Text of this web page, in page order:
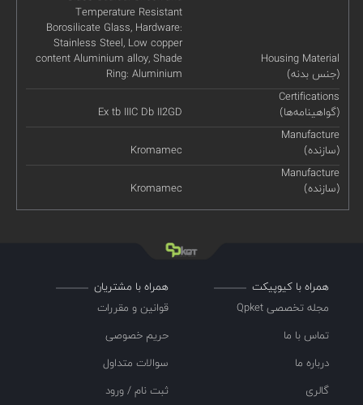
Housing Material
(جنس بدنه)
Temperature Resistant
Borosilicate Glass, Hardware:
Stainless Steel, Low copper
content Aluminium alloy, Shade
Ring: Aluminium
Certifications
(گواهینامه‌ها)
Ex tb IIIC Db II2GD
Manufacture
(سازنده)
Kromamec
Manufacture
(سازنده)
Kromamec
همراه با کیوپیکت
مجله تخصصی Qpket
تماس با ما
درباره ما
گالری
همراه با مشتریان
قوانین و مقررات
حریم خصوصی
سوالات متداول
ثبت نام / ورود